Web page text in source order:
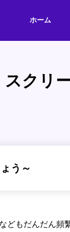
ホーム
クリ
う～
どもだんだん頻